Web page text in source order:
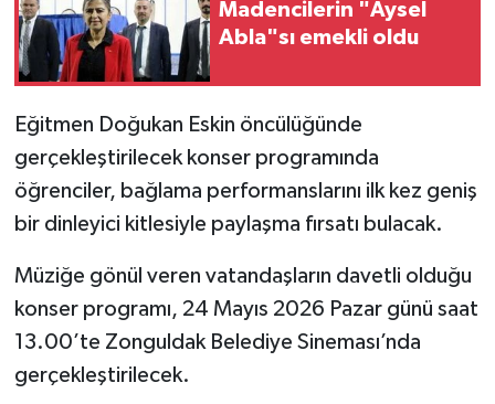
Madencilerin "Aysel
Abla"sı emekli oldu
Eğitmen Doğukan Eskin öncülüğünde
gerçekleştirilecek konser programında
öğrenciler, bağlama performanslarını ilk kez geniş
bir dinleyici kitlesiyle paylaşma fırsatı bulacak.
Müziğe gönül veren vatandaşların davetli olduğu
konser programı, 24 Mayıs 2026 Pazar günü saat
13.00’te Zonguldak Belediye Sineması’nda
gerçekleştirilecek.